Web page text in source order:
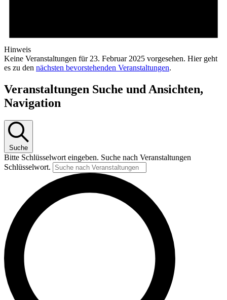
Hinweis
Keine Veranstaltungen für 23. Februar 2025 vorgesehen. Hier geht
es zu den nächsten bevorstehenden Veranstaltungen.
Veranstaltungen Suche und Ansichten,
Navigation
Suche
Bitte Schlüsselwort eingeben. Suche nach Veranstaltungen
Schlüsselwort.